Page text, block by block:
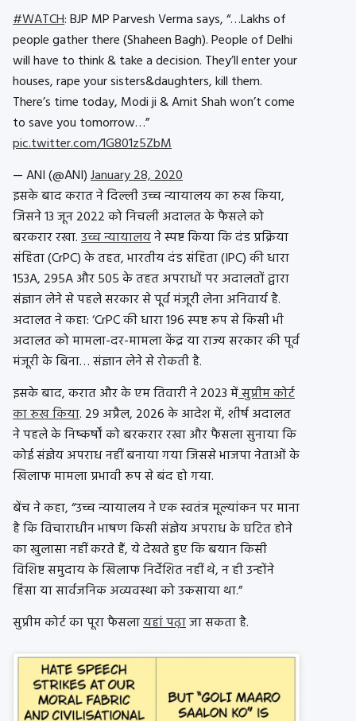
#WATCH: BJP MP Parvesh Verma says, “…Lakhs of
people gather there (Shaheen Bagh). People of Delhi
will have to think & take a decision. They’ll enter your
houses, rape your sisters&daughters, kill them.
There’s time today, Modi ji & Amit Shah won’t come
to save you tomorrow…”
pic.twitter.com/1G801z5ZbM
— ANI (@ANI)January 28, 2020
इसके बाद करात ने दिल्ली उच्च न्यायालय का रुख किया,
जिसने 13 जून 2022 को निचली अदालत के फैसले को
बरकरार रखा.उच्च न्यायालयने स्पष्ट किया कि दंड प्रक्रिया
संहिता (CrPC) के तहत, भारतीय दंड संहिता (IPC) की धारा
153A, 295A और 505 के तहत अपराधों पर अदालतों द्वारा
संज्ञान लेने से पहले सरकार से पूर्व मंजूरी लेना अनिवार्य है.
अदालत ने कहा: ‘CrPC की धारा 196 स्पष्ट रूप से किसी भी
अदालत को मामला-दर-मामला केंद्र या राज्य सरकार की पूर्व
मंजूरी के बिना… संज्ञान लेने से रोकती है.
इसके बाद, करात और के एम तिवारी ने 2023 मेंसुप्रीम कोर्ट
का रुख किया. 29 अप्रैल, 2026 के आदेश में, शीर्ष अदालत
ने पहले के निष्कर्षों को बरकरार रखा और फैसला सुनाया कि
कोई संज्ञेय अपराध नहीं बनाया गया जिससे भाजपा नेताओं के
खिलाफ मामला प्रभावी रूप से बंद हो गया.
बेंच ने कहा, “उच्च न्यायालय ने एक स्वतंत्र मूल्यांकन पर माना
है कि विचाराधीन भाषण किसी संज्ञेय अपराध के घटित होने
का खुलासा नहीं करते हैं, ये देखते हुए कि बयान किसी
विशिष्ट समुदाय के खिलाफ निर्देशित नहीं थे, न ही उन्होंने
हिंसा या सार्वजनिक अव्यवस्था को उकसाया था.”
सुप्रीम कोर्ट का पूरा फैसलायहां पढ़ाजा सकता है.